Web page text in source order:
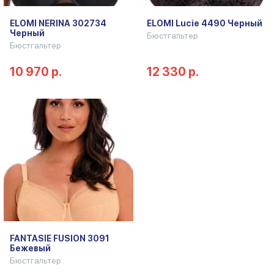
ELOMI NERINA 302734
Черный
Бюстгальтер
10 970 р.
ELOMI Lucie 4490 Черный
Бюстгальтер
12 330 р.
FANTASIE FUSION 3091
Бежевый
Бюстгальтер